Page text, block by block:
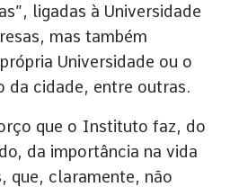
ligadas à Universidade
mas também
Universidade ou o
cidade, entre outras.
que o Instituto faz, do
da importância na vida
que, claramente, não